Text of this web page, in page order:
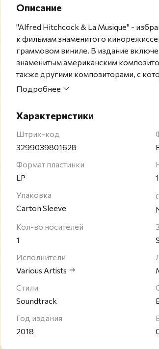
Описание
"Alfred Hitchcock & La Musique" -
к фильмам знаменитого
граммовом виниле. В издание
знаменитым американским
также другими композиторами, с
столь же талантливые, как и сам
очень тщательно выбирал и
Более того, эти саундтреки -
содержит лучшие выдержки из
оркестровые сюиты, одобренные
Подробнее
Характеристики
Штрих-код
3299039801628
Формат пластинки
LP
Упаковка
Carton Sleeve
Кол-во носителей
1
Исполнители
Various Artists
Стили
Soundtrack
Год издания
2018